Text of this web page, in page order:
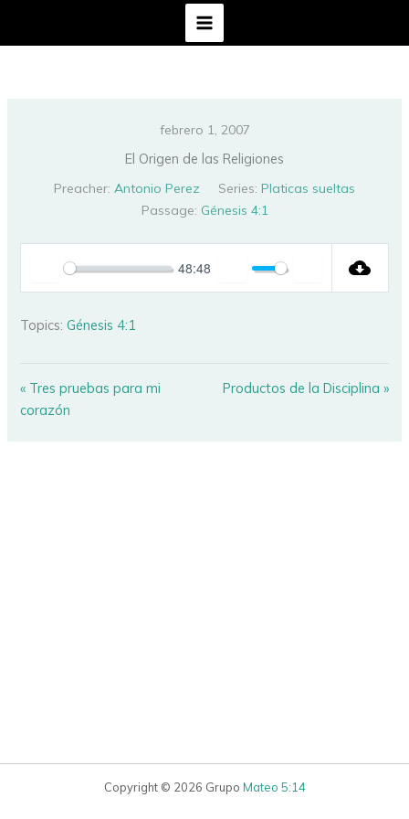
febrero 1, 2007
El Origen de las Religiones
Preacher: Antonio Perez Series: Platicas sueltas
Passage: Génesis 4:1
PLAY
48:48
MUTE SETTINGS
Topics: Génesis 4:1
« Tres pruebas para mi
corazón
Productos de la Disciplina »
Copyright © 2026 Grupo Mateo 5:14